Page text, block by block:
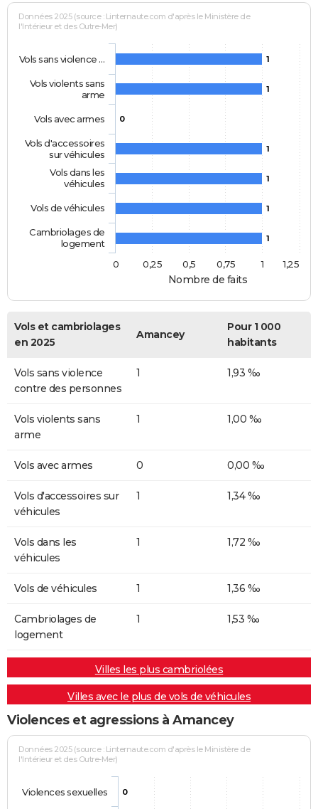
Nombre de faits
Données 2025 (source : Linternaute.com d'après le Ministère de
l'Intérieur et des Outre-Mer)
1
1
0
1
1
1
1
Vols sans violence …
Vols violents sans
arme
Vols avec armes
Vols d'accessoires
sur véhicules
Vols dans les
véhicules
Vols de véhicules
Cambriolages de
logement
0
1
0,25 0,5 0,75 1,25
Vols et cambriolages
en 2025
Amancey
Pour 1 000
habitants
Vols sans violence
contre des personnes
1 1,93 ‰
Vols violents sans
arme
1 1,00 ‰
Vols avec armes 0 0,00 ‰
Vols d'accessoires sur
véhicules
1 1,34 ‰
Vols dans les
véhicules
1 1,72 ‰
Vols de véhicules 1 1,36 ‰
Cambriolages de
logement
1 1,53 ‰
Villes les plus cambriolées
Villes avec le plus de vols de véhicules
Violences et agressions à Amancey
Données 2025 (source : Linternaute.com d'après le Ministère de
l'Intérieur et des Outre-Mer)
0
Violences sexuelles